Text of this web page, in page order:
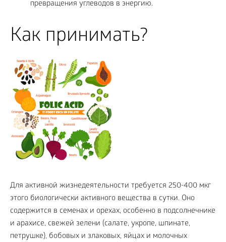
превращения углеводов в энергию.
Как принимать?
Для активной жизнедеятельности требуется 250-400 мкг
этого биологически активного вещества в сутки. Оно
содержится в семенах и орехах, особенно в подсолнечнике
и арахисе, свежей зелени (салате, укропе, шпинате,
петрушке), бобовых и злаковых, яйцах и молочных